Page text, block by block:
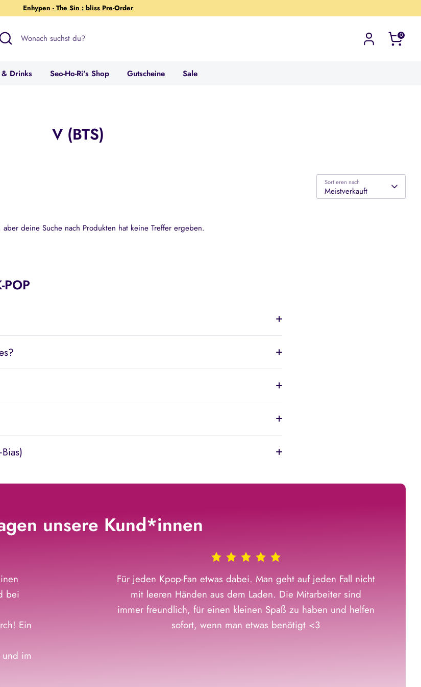
Enhypen - The Sin : bliss Pre-Order
suchst
0
& Drinks Seo-Ho-Ri's Shop Gutscheine Sale
V (BTS)
Sortieren nach
Meistverkauft
aber deine Suche nach Produkten hat keine Treffer ergeben.
unsere Kund*innen
bei
Ein
und im
Für jeden Kpop-Fan etwas dabei. Man geht auf jeden Fall nicht
mit leeren Händen aus dem Laden. Die Mitarbeiter sind
immer freundlich, für einen kleinen Spaß zu haben und helfen
sofort, wenn man etwas benötigt <3